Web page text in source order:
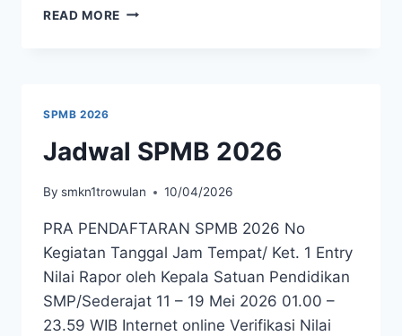
READ MORE JOIN
SPMB 2026
Jadwal SPMB 2026
By smkn1trowulan 10/04/2026
PRA PENDAFTARAN SPMB 2026 No
Kegiatan Tanggal Jam Tempat/ Ket. 1 Entry
Nilai Rapor oleh Kepala Satuan Pendidikan
SMP/Sederajat 11 – 19 Mei 2026 01.00 –
23.59 WIB Internet online Verifikasi Nilai